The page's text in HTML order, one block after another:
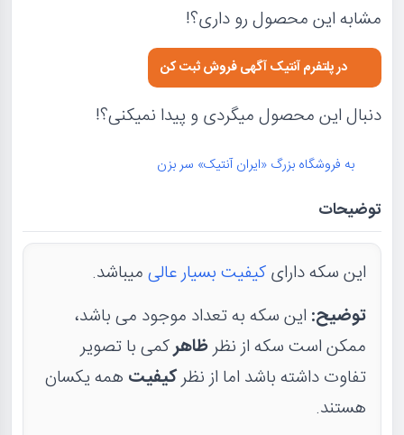
مشابه این محصول رو داری؟!
در پلتفرم آنتیک آگهی فروش ثبت کن
دنبال این محصول میگردی و پیدا نمیکنی؟!
به فروشگاه بزرگ «ایران آنتیک» سر بزن
توضیحات
این سکه دارایکیفیت بسیار عالیمیباشد.
توضیح: این سکه به تعداد موجود می باشد،
ممکن است سکه از نظرظاهرکمی با تصویر
تفاوت داشته باشد اما از نظرکیفیت همه یکسان
هستند.